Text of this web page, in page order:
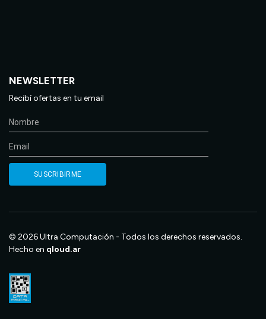
NEWSLETTER
Recibí ofertas en tu email
© 2026 Ultra Computación - Todos los derechos reservados.
Hecho en qloud.ar